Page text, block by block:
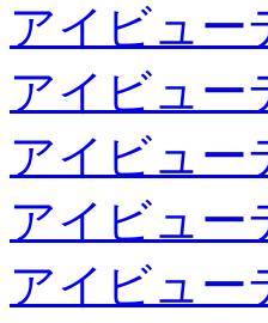
アイビュー
アイビュー
アイビュー
アイビュー
アイビュー